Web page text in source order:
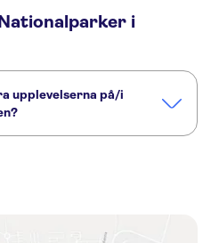
i
upplevelserna på/i
from Split
with wine tasting
- blue and green oasis